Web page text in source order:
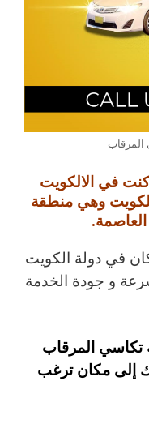
في الالكويت
وهي منطقة
في دولة الكويت
و جودة الخدمة
تكاسي المرقاب
إلى مكان ترغب